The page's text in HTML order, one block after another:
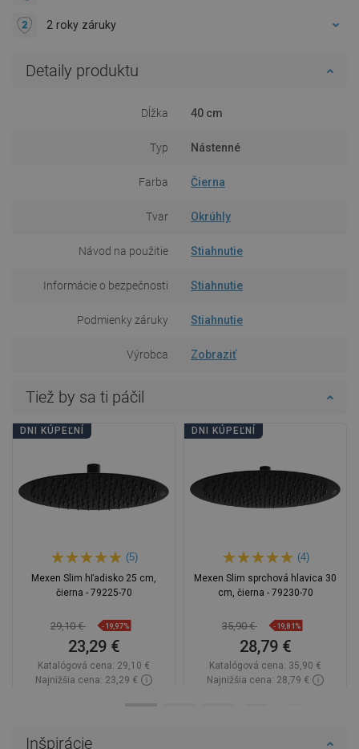
2 roky záruky
Detaily produktu
Dĺžka 40 cm
Typ Nástenné
Farba Čierna
Tvar Okrúhly
Návod na použitie Stiahnutie
Informácie o bezpečnosti Stiahnutie
Podmienky záruky Stiahnutie
Výrobca Zobraziť
Tiež by sa ti páčil
DNI KÚPEĽNÍ
(5)
Mexen Slim hľadisko 25 cm,
čierna - 79225-70
29,10 € -19,97%
23,29 €
Katalógová cena: 29,10 €
Najnižšia cena: 23,29 €
DNI KÚPEĽNÍ
(4)
Mexen Slim sprchová hlavica 30
cm, čierna - 79230-70
35,90 € -19,81%
28,79 €
Katalógová cena: 35,90 €
Najnižšia cena: 28,79 €
Inšpirácie